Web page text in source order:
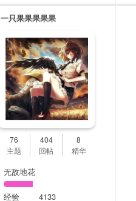
一只果果果果果
76
主题
404
回帖
8
精华
无敌地花
经验
4133